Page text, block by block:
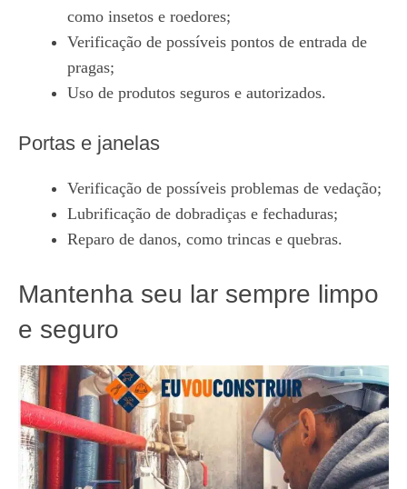
como insetos e roedores;
Verificação de possíveis pontos de entrada de
pragas;
Uso de produtos seguros e autorizados.
Portas e janelas
Verificação de possíveis problemas de vedação;
Lubrificação de dobradiças e fechaduras;
Reparo de danos, como trincas e quebras.
Mantenha seu lar sempre limpo
e seguro